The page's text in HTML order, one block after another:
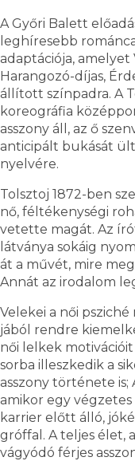
A Győri Balett
leghíresebb
adaptációja, amelyet
Harangozó-díjas,
állított színpadra. A
koreográfia
asszony áll, az ő
anticipált bukását
nyelvére.
Tolsztoj 1872-ben
nő, féltékenységi
vetette magát. Az
látványa sokáig
át a művét, mire
Annát az irodalom
Velekei a női
jából rendre
női lelkek
sorba illeszkedik a
asszony története
amikor egy
karrier előtt álló,
gróffal. A teljes élet,
vágyódó férjes